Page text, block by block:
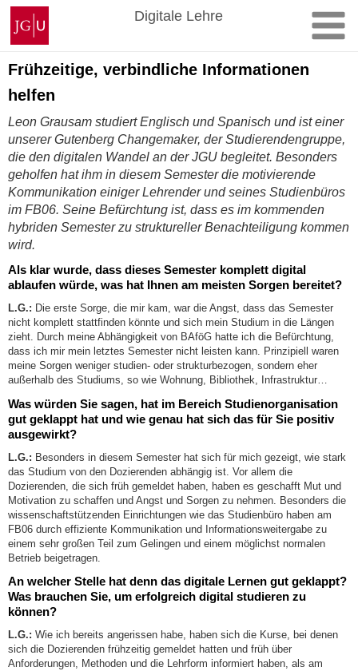
Zum
Inhalt
springen
Johannes
Gutenberg-
Universität
Mainz
Digitale Lehre
Frühzeitige, verbindliche Informationen
helfen
Leon Grausam studiert Englisch und Spanisch und ist einer
unserer Gutenberg Changemaker, der Studierendengruppe,
die den digitalen Wandel an der JGU begleitet. Besonders
geholfen hat ihm in diesem Semester die motivierende
Kommunikation einiger Lehrender und seines Studienbüros
im FB06. Seine Befürchtung ist, dass es im kommenden
hybriden Semester zu struktureller Benachteiligung kommen
wird.
Als klar wurde, dass dieses Semester komplett digital
ablaufen würde, was hat Ihnen am meisten Sorgen bereitet?
L.G.: Die erste Sorge, die mir kam, war die Angst, dass das Semester
nicht komplett stattfinden könnte und sich mein Studium in die Längen
zieht. Durch meine Abhängigkeit von BAföG hatte ich die Befürchtung,
dass ich mir mein letztes Semester nicht leisten kann. Prinzipiell waren
meine Sorgen weniger studien- oder strukturbezogen, sondern eher
außerhalb des Studiums, so wie Wohnung, Bibliothek, Infrastruktur…
Was würden Sie sagen, hat im Bereich Studienorganisation
gut geklappt hat und wie genau hat sich das für Sie positiv
ausgewirkt?
L.G.: Besonders in diesem Semester hat sich für mich gezeigt, wie stark
das Studium von den Dozierenden abhängig ist. Vor allem die
Dozierenden, die sich früh gemeldet haben, haben es geschafft Mut und
Motivation zu schaffen und Angst und Sorgen zu nehmen. Besonders die
wissenschaftstützenden Einrichtungen wie das Studienbüro haben am
FB06 durch effiziente Kommunikation und Informationsweitergabe zu
einem sehr großen Teil zum Gelingen und einem möglichst normalen
Betrieb beigetragen.
An welcher Stelle hat denn das digitale Lernen gut geklappt?
Was brauchen Sie, um erfolgreich digital studieren zu
können?
L.G.: Wie ich bereits angerissen habe, haben sich die Kurse, bei denen
sich die Dozierenden frühzeitig gemeldet hatten und früh über
Anforderungen, Methoden und die Lehrform informiert haben, als am